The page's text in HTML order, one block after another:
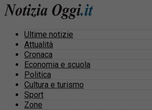
Ultime notizie
Attualità
Cronaca
Economia e scuola
Politica
Cultura e turismo
Sport
Zone